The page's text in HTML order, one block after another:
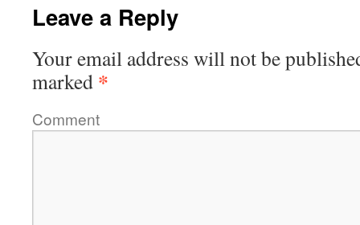
Leave a Reply
Your email address will not be
marked *
Comment